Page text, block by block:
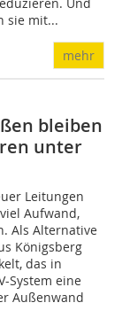
sie mit...
mehr
bleiben
unter
Leitungen
Aufwand,
Als Alternative
Königsberg
das in
System eine
Außenwand